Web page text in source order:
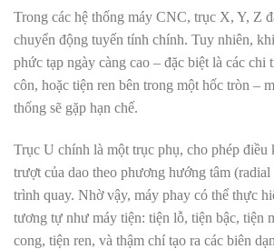
Trong các hệ thống máy CNC, trục X, Y, Z
chuyển động tuyến tính chính. Tuy nhiên,
phức tạp ngày càng cao – đặc biệt là các chi
côn, hoặc tiện ren bên trong một hốc tròn –
thống sẽ gặp hạn chế.
Trục U chính là một trục phụ, cho phép điều
trượt của dao theo phương hướng tâm
trình quay. Nhờ vậy, máy phay có thể thực
tương tự như máy tiện: tiện lỗ, tiện bậc, tiện
cong, tiện ren, và thậm chí tạo ra các biên